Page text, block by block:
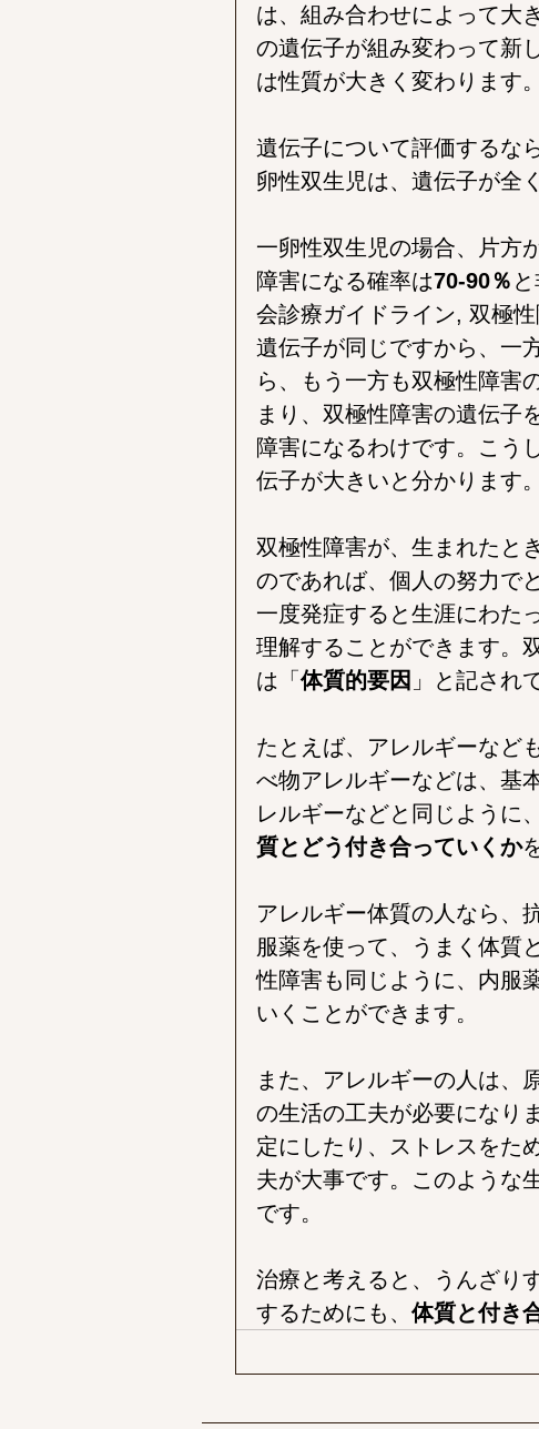
は、組み合わせによって大
の遺伝子が組み変わって新
は性質が大きく変わります。
遺伝子について評価するな
卵性双生児は、遺伝子が全
一卵性双生児の場合、片方
障害になる確率は70-90％
会診療ガイドライン, 双極
遺伝子が同じですから、一
ら、もう一方も双極性障害
まり、双極性障害の遺伝子
障害になるわけです。こう
伝子が大きいと分かります。
双極性障害が、生まれたと
のであれば、個人の努力で
一度発症すると生涯にわた
理解することができます。
は「体質的要因 」と記され
たとえば、アレルギーなど
べ物アレルギーなどは、基
レルギーなどと同じように
質とどう付き合っていくか
アレルギー体質の人なら、
服薬を使って、うまく体質
性障害も同じように、内服
いくことができます。
また、アレルギーの人は、
の生活の工夫が必要になり
定にしたり、ストレスをた
夫が大事です。このような
です。
治療と考えると、うんざり
するためにも、 体質と付き